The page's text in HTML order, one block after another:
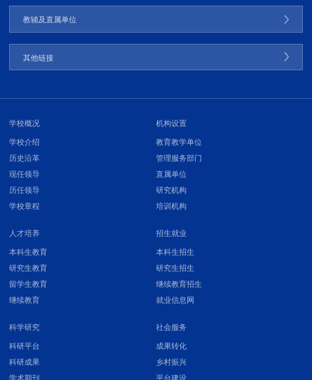
教辅及直属单位
其他链接
学校概况
学校介绍
历史沿革
现任领导
历任领导
学校章程
机构设置
教育教学单位
管理服务部门
直属单位
研究机构
培训机构
人才培养
本科生教育
研究生教育
留学生教育
继续教育
招生就业
本科生招生
研究生招生
继续教育招生
就业信息网
科学研究
科研平台
科研成果
学术期刊
社会服务
成果转化
乡村振兴
平台建设